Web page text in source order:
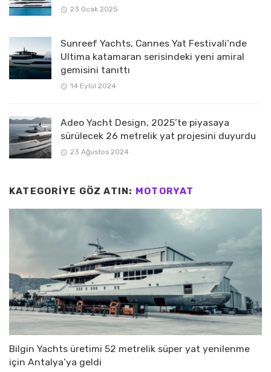
23 Ocak 2025
Sunreef Yachts, Cannes Yat Festivali’nde
Ultima katamaran serisindeki yeni amiral
gemisini tanıttı
14 Eylül 2024
Adeo Yacht Design, 2025’te piyasaya
sürülecek 26 metrelik yat projesini duyurdu
23 Ağustos 2024
KATEGORIYE GÖZ ATIN: MOTORYAT
Bilgin Yachts üretimi 52 metrelik süper yat yenilenme
için Antalya’ya geldi